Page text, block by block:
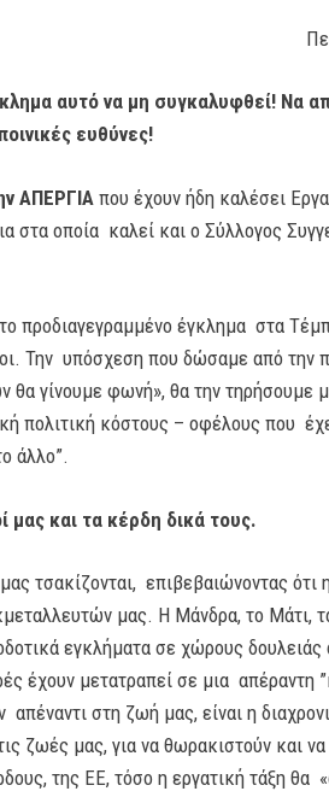
αυτό να μη συγκαλυφθεί! Να
ευθύνες!
ΑΠΕΡΓΙΑ που έχουν ήδη καλέσει
στα οποία καλεί και ο Σύλλογος
προδιαγεγραμμένο έγκλημα στα
Την υπόσχεση που δώσαμε από την
γίνουμε φωνή», θα την τηρήσουμε
πολιτική κόστους – οφέλους που
άλλο”.
μας και τα κέρδη δικά τους.
τσακίζονται, επιβεβαιώνοντας
μας. Η Μάνδρα, το Μάτι,
εγκλήματα σε χώρους
έχουν μετατραπεί σε μια απέραντη
στη ζωή μας, είναι η
μας, για να θωρακιστούν και να
της ΕΕ, τόσο η εργατική τάξη θα